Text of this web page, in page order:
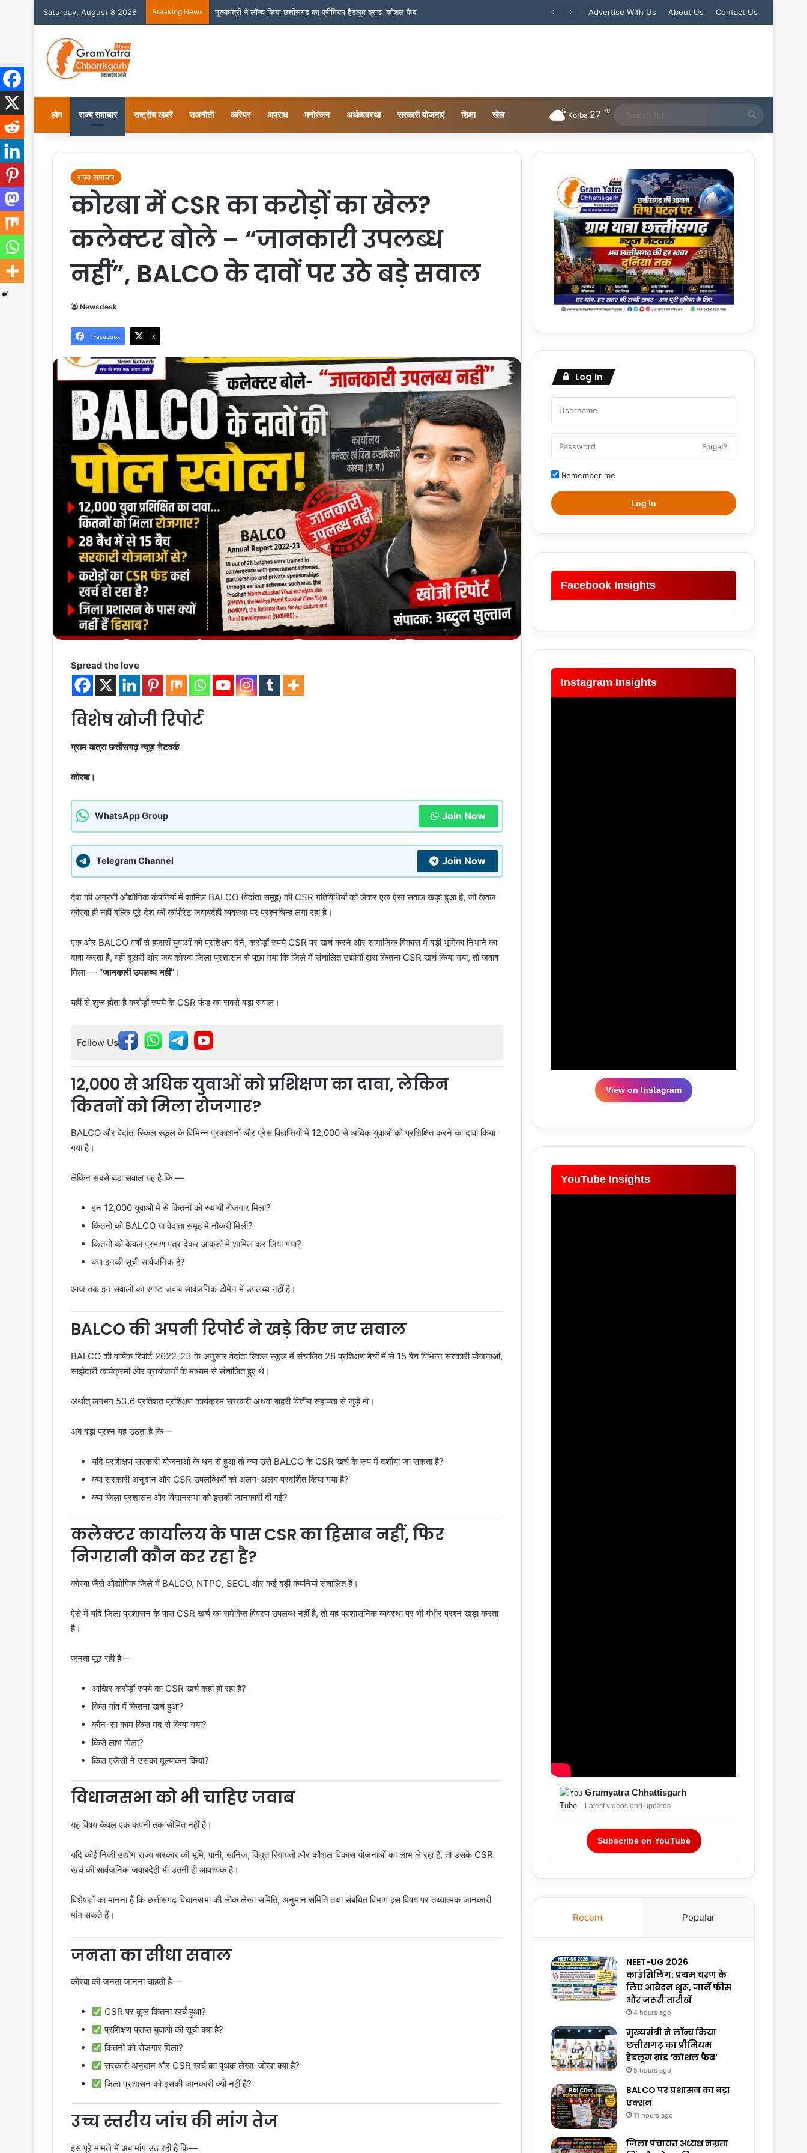
Saturday, August 8 2026 Breaking News मुख्यमंत्री ने लॉन्च किया छत्तीसगढ़ का प्रीमियम हैंडलूम ब्रांड ‘कोशल फैब’ Advertise With Us About Us Contact Us
होम राज्य समाचार राष्ट्रीय खबरें राजनीती करियर अपराध मनोरंजन अर्थव्यवस्था सरकारी योजनाएं शिक्षा खेल Korba 27 ℃
for
राज्य समाचार
कोरबा में CSR का करोड़ों का खेल?
कलेक्टर बोले – “जानकारी उपलब्ध
नहीं”, BALCO के दावों पर उठे बड़े सवाल
Newsdesk
Facebook X
Spread the love
विशेष खोजी रिपोर्ट
ग्राम यात्रा छत्तीसगढ़ न्यूज़ नेटवर्क
कोरबा।
WhatsApp Group Join Now
Telegram Channel Join Now
देश की अग्रणी औद्योगिक कंपनियों में शामिल BALCO (वेदांता समूह) की CSR गतिविधियों को लेकर एक ऐसा सवाल खड़ा हुआ है, जो केवल
कोरबा ही नहीं बल्कि पूरे देश की कॉर्पोरेट जवाबदेही व्यवस्था पर प्रश्नचिन्ह लगा रहा है।
एक ओर BALCO वर्षों से हजारों युवाओं को प्रशिक्षण देने, करोड़ों रुपये CSR पर खर्च करने और सामाजिक विकास में बड़ी भूमिका निभाने का
दावा करता है, वहीं दूसरी ओर जब कोरबा जिला प्रशासन से पूछा गया कि जिले में संचालित उद्योगों द्वारा कितना CSR खर्च किया गया, तो जवाब
मिला — “जानकारी उपलब्ध नहीं” ।
यहीं से शुरू होता है करोड़ों रुपये के CSR फंड का सबसे बड़ा सवाल।
Follow Us
12,000 से अधिक युवाओं को प्रशिक्षण का दावा, लेकिन
कितनों को मिला रोजगार?
BALCO और वेदांता स्किल स्कूल के विभिन्न प्रकाशनों और प्रेस विज्ञप्तियों में 12,000 से अधिक युवाओं को प्रशिक्षित करने का दावा किया
गया है।
लेकिन सबसे बड़ा सवाल यह है कि —
इन 12,000 युवाओं में से कितनों को स्थायी रोजगार मिला?
कितनों को BALCO या वेदांता समूह में नौकरी मिली?
कितनों को केवल प्रमाण पत्र देकर आंकड़ों में शामिल कर लिया गया?
क्या इनकी सूची सार्वजनिक है?
आज तक इन सवालों का स्पष्ट जवाब सार्वजनिक डोमेन में उपलब्ध नहीं है।
BALCO की अपनी रिपोर्ट ने खड़े किए नए सवाल
BALCO की वार्षिक रिपोर्ट 2022-23 के अनुसार वेदांता स्किल स्कूल में संचालित 28 प्रशिक्षण बैचों में से 15 बैच विभिन्न सरकारी योजनाओं,
साझेदारी कार्यक्रमों और प्रायोजनों के माध्यम से संचालित हुए थे।
अर्थात् लगभग 53.6 प्रतिशत प्रशिक्षण कार्यक्रम सरकारी अथवा बाहरी वित्तीय सहायता से जुड़े थे।
अब बड़ा प्रश्न यह उठता है कि—
यदि प्रशिक्षण सरकारी योजनाओं के धन से हुआ तो क्या उसे BALCO के CSR खर्च के रूप में दर्शाया जा सकता है?
क्या सरकारी अनुदान और CSR उपलब्धियों को अलग-अलग प्रदर्शित किया गया है?
क्या जिला प्रशासन और विधानसभा को इसकी जानकारी दी गई?
कलेक्टर कार्यालय के पास CSR का हिसाब नहीं, फिर
निगरानी कौन कर रहा है?
कोरबा जैसे औद्योगिक जिले में BALCO, NTPC, SECL और कई बड़ी कंपनियां संचालित हैं।
ऐसे में यदि जिला प्रशासन के पास CSR खर्च का समेकित विवरण उपलब्ध नहीं है, तो यह प्रशासनिक व्यवस्था पर भी गंभीर प्रश्न खड़ा करता
है।
जनता पूछ रही है—
आखिर करोड़ों रुपये का CSR खर्च कहां हो रहा है?
किस गांव में कितना खर्च हुआ?
कौन-सा काम किस मद से किया गया?
किसे लाभ मिला?
किस एजेंसी ने उसका मूल्यांकन किया?
विधानसभा को भी चाहिए जवाब
यह विषय केवल एक कंपनी तक सीमित नहीं है।
यदि कोई निजी उद्योग राज्य सरकार की भूमि, पानी, खनिज, विद्युत रियायतों और कौशल विकास योजनाओं का लाभ ले रहा है, तो उसके CSR
खर्च की सार्वजनिक जवाबदेही भी उतनी ही आवश्यक है।
विशेषज्ञों का मानना है कि छत्तीसगढ़ विधानसभा की लोक लेखा समिति, अनुमान समिति तथा संबंधित विभाग इस विषय पर तथ्यात्मक जानकारी
मांग सकते हैं।
जनता का सीधा सवाल
कोरबा की जनता जानना चाहती है—
CSR पर कुल कितना खर्च हुआ?
प्रशिक्षण प्राप्त युवाओं की सूची क्या है?
कितनों को रोजगार मिला?
सरकारी अनुदान और CSR खर्च का पृथक लेखा-जोखा क्या है?
जिला प्रशासन को इसकी जानकारी क्यों नहीं है?
उच्च स्तरीय जांच की मांग तेज
इस पूरे मामले में अब मांग उठ रही है कि—
Log In
Forget?
Remember me
Log In
Facebook Insights
Instagram Insights
View on Instagram
YouTube Insights
Gramyatra Chhattisgarh
Latest videos and updates
Subscribe on YouTube
Recent Popular
NEET-UG 2026
काउंसिलिंग: प्रथम चरण के
लिए आवेदन शुरू, जानें फीस
और जरूरी तारीखें
4 hours ago
मुख्यमंत्री ने लॉन्च किया
छत्तीसगढ़ का प्रीमियम
हैंडलूम ब्रांड ‘कोशल फैब’
5 hours ago
BALCO पर प्रशासन का बड़ा
एक्शन
11 hours ago
जिला पंचायत अध्यक्ष नम्रता